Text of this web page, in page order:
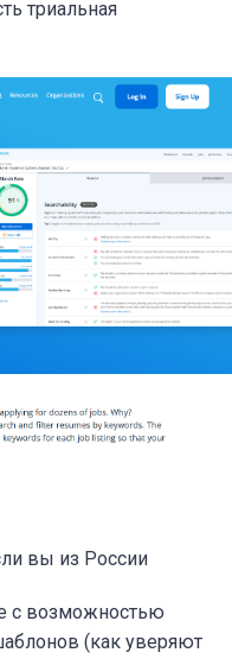
триальная
вы из России
с возможностью
(как уверяют